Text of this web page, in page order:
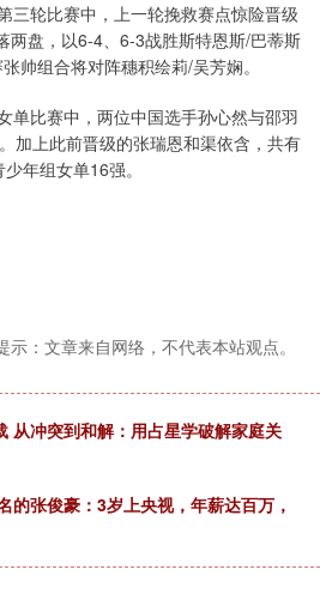
三轮比赛中，上一轮挽救赛点惊险晋级
两盘，以6-4、6-3战胜斯特恩斯/巴蒂斯
帅组合将对阵穗积绘莉/吴芳娴。
单比赛中，两位中国选手孙心然与邵羽
加上此前晋级的张瑞恩和渠依含，共有
年组女单16强。
示：文章来自网络，不代表本站观点。
从冲突到和解：用占星学破解家庭关
的张俊豪：3岁上央视，年薪达百万，